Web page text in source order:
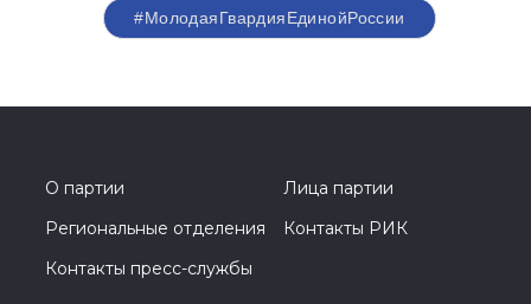
#МолодаяГвардияЕдинойРоссии
О партии
Лица партии
Региональные отделения
Контакты РИК
Контакты пресс-службы